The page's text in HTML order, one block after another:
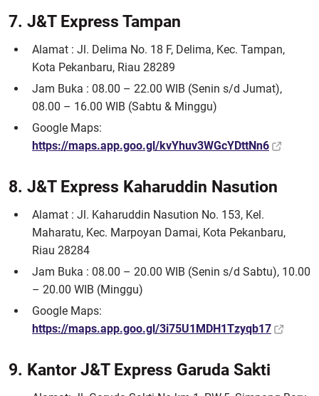
7. J&T Express Tampan
Alamat : Jl. Delima No. 18 F, Delima, Kec. Tampan,
Kota Pekanbaru, Riau 28289
Jam Buka : 08.00 – 22.00 WIB (Senin s/d Jumat),
08.00 – 16.00 WIB (Sabtu & Minggu)
Google Maps:
https://maps.app.goo.gl/kvYhuv3WGcYDttNn6
8. J&T Express Kaharuddin Nasution
Alamat : Jl. Kaharuddin Nasution No. 153, Kel.
Maharatu, Kec. Marpoyan Damai, Kota Pekanbaru,
Riau 28284
Jam Buka : 08.00 – 20.00 WIB (Senin s/d Sabtu), 10.00
– 20.00 WIB (Minggu)
Google Maps:
https://maps.app.goo.gl/3i75U1MDH1Tzyqb17
9. Kantor J&T Express Garuda Sakti